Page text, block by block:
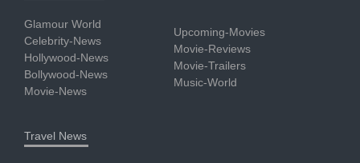
Glamour World
Celebrity-News
Hollywood-News
Bollywood-News
Movie-News
Upcoming-Movies
Movie-Reviews
Movie-Trailers
Music-World
Travel News